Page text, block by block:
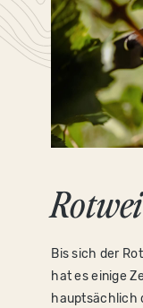
Bis sich der
hat es einige
hauptsächlich